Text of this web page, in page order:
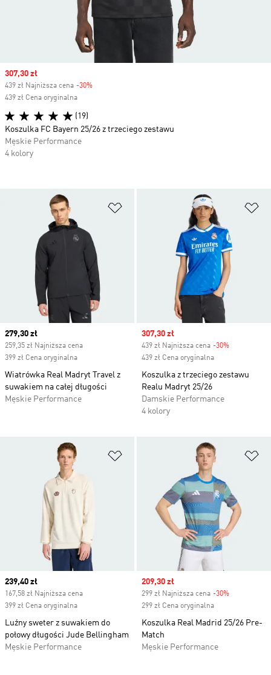
Dodaj do listy życzeń
Current price
279,30 zł
259,35 zł Najniższa cena
399 zł Cena oryginalna
Wiatrówka Real Madryt Travel z
suwakiem na całej długości
Męskie Performance
Sale price
307,30 zł
439 zł Najniższa cena -30%
439 zł Cena oryginalna
Koszulka z trzeciego zestawu
Realu Madryt 25/26
Damskie Performance
4 kolory
Dodaj do listy życzeń
Current price
239,40 zł
167,58 zł Najniższa cena
399 zł Cena oryginalna
Luźny sweter z suwakiem do
połowy długości Jude Bellingham
Męskie Performance
Sale price
209,30 zł
299 zł Najniższa cena -30%
299 zł Cena oryginalna
Koszulka Real Madrid 25/26 Pre-
Match
Męskie Performance
Sale price
307,30 zł
439 zł Najniższa cena -30%
439 zł Cena oryginalna
(19)
Koszulka FC Bayern 25/26 z trzeciego zestawu
Męskie Performance
4 kolory